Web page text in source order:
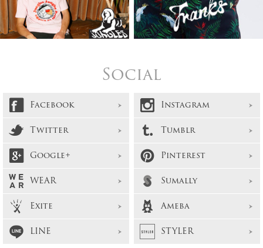
Social
Facebook
Instagram
Twitter
Tumblr
Google+
Pinterest
WEAR
Sumally
Exite
Ameba
LINE
STYLER